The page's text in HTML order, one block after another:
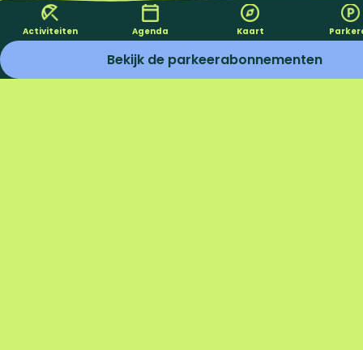
Activiteiten Agenda Kaart
Bekijk de parkeerabonnementen